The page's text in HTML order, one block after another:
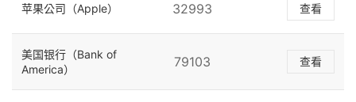
苹果公司（Apple） 32993 查看
美国银行（Bank of
America）
79103 查看